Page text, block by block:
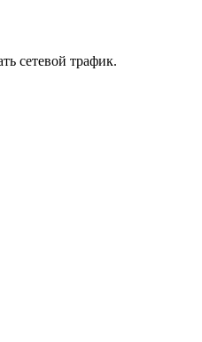
сетевой трафик.